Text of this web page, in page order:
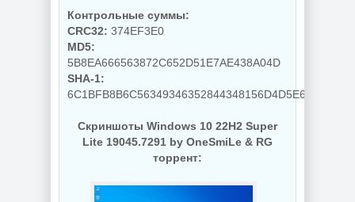
Видеоплеер для
ПК KMPlayer
Графический
Bridge 2026
NEW
Контрольные суммы:
CRC32: 374EF3E0
MD5:
5B8EA666563872C652D51E7AE438A04D
SHA-1:
6C1BFB8B6C56349346352844348156D4D5E65187
Скриншоты Windows 10 22H2 Super
Lite 19045.7291 by OneSmiLe & RG
торрент: